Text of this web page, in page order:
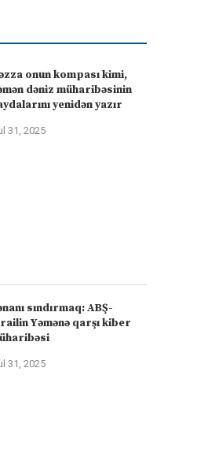
onun kompası kimi,
dəniz müharibəsinin
yenidən yazır
31, 2025
sındırmaq: ABŞ-
Yəmənə qarşı kiber
31, 2025